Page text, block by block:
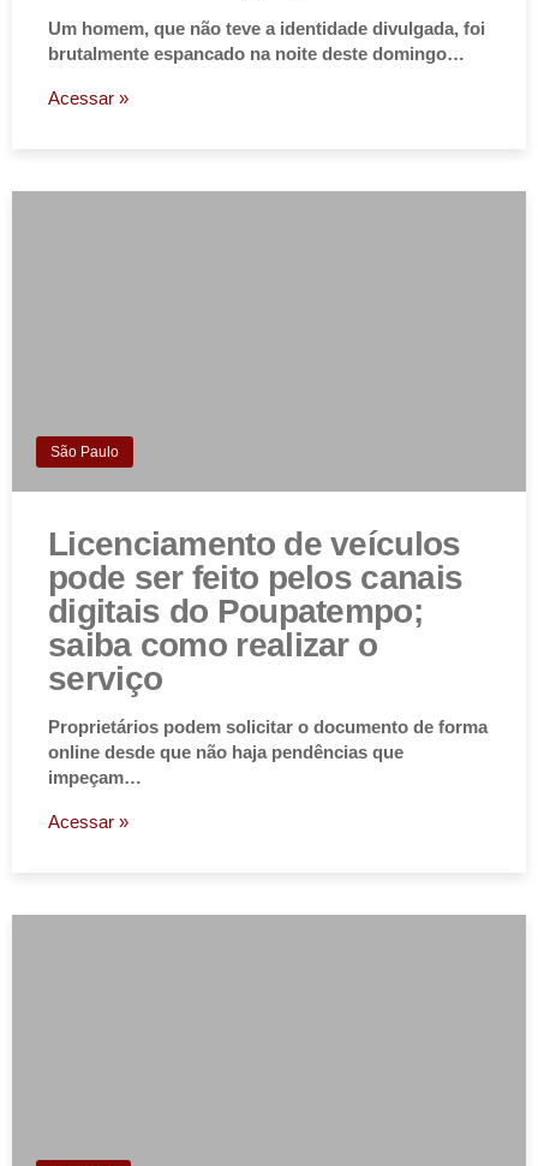
Um homem, que não teve a identidade divulgada, foi
brutalmente espancado na noite deste domingo…
Acessar »
São Paulo
Licenciamento de veículos
pode ser feito pelos canais
digitais do Poupatempo;
saiba como realizar o
serviço
Proprietários podem solicitar o documento de forma
online desde que não haja pendências que
impeçam…
Acessar »